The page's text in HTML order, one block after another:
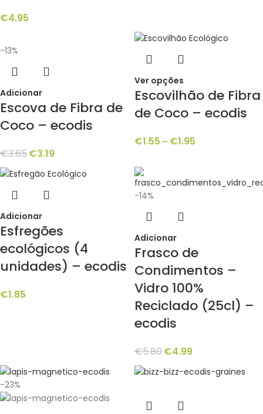
€4.95
-13%
Adicionar
Escova de Fibra de
Coco – ecodis
€3.65€3.19
Ver opções
Escovilhão de Fibra
de Coco – ecodis
€1.55 – €1.95
Adicionar
Esfregões
ecológicos (4
unidades) – ecodis
€1.85
-14%
Adicionar
Frasco de
Condimentos –
Vidro 100%
Reciclado (25cl) –
ecodis
€5.80€4.99
-23%